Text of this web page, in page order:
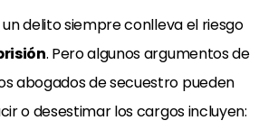
un delito siempre conlleva el riesgo
. Pero algunos argumentos de
abogados de secuestro pueden
o desestimar los cargos incluyen: